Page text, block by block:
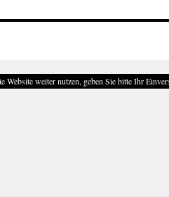
Website weiter nutzen, geben Sie bitte Ihr